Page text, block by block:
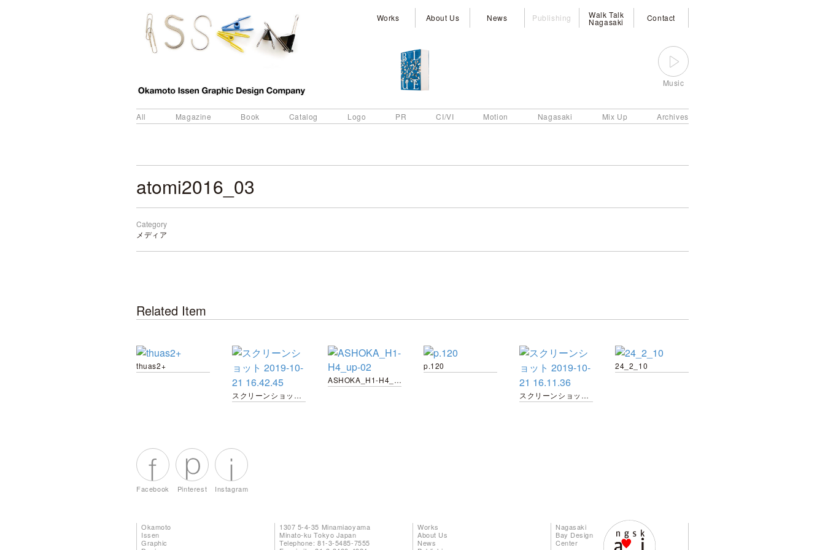
Works About Us News Publishing Walk Talk
Nagasaki Contact
Music
All Magazine Book Catalog Logo PR CI/VI Motion Nagasaki Mix Up Archives
atomi2016_03
Category
メディア
Related Item
thuas2+
スクリーンショット 2019-10-21 16.42.45
ASHOKA_H1-H4_up-02
p.120
スクリーンショット 2019-10-21 16.11.36
24_2_10
Facebook Pinterest Instagram
Okamoto
Issen
Graphic
1307 5-4-35 Minamiaoyama
Minato-ku Tokyo Japan
Telephone: 81-3-5485-7555
Works
About Us
News
Nagasaki
Bay Design
Center